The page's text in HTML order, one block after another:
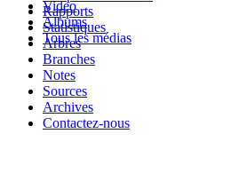
Video
Albums
Tous les médias
Rapports
Statistiques
Arbres
Branches
Notes
Sources
Archives
Contactez-nous